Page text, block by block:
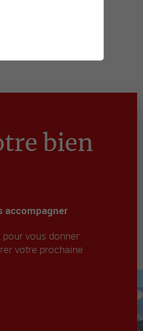
bien
accompagner
vous donner
votre prochaine